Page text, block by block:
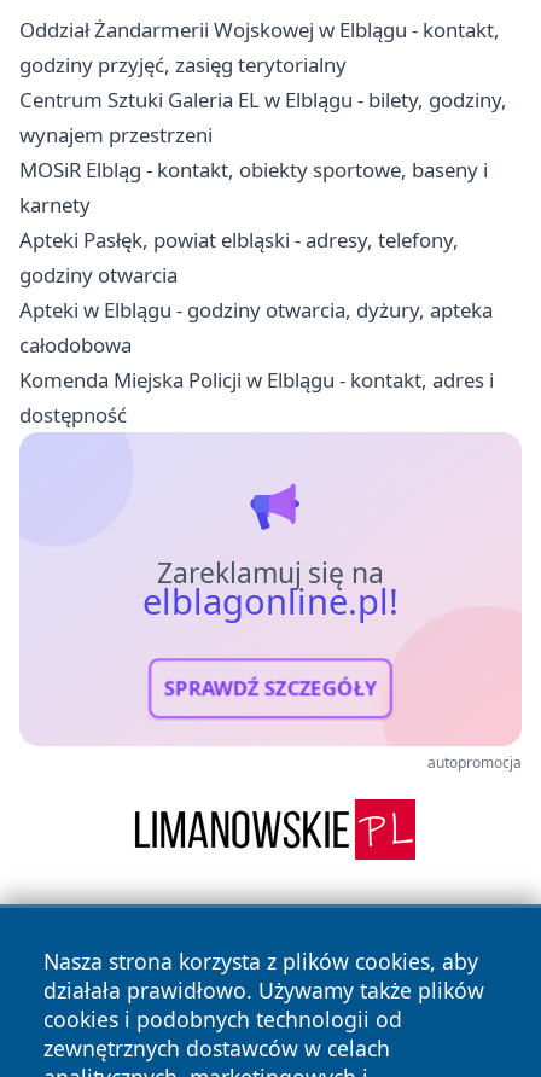
Oddział Żandarmerii Wojskowej w Elblągu - kontakt,
godziny przyjęć, zasięg terytorialny
Centrum Sztuki Galeria EL w Elblągu - bilety, godziny,
wynajem przestrzeni
MOSiR Elbląg - kontakt, obiekty sportowe, baseny i
karnety
Apteki Pasłęk, powiat elbląski - adresy, telefony,
godziny otwarcia
Apteki w Elblągu - godziny otwarcia, dyżury, apteka
całodobowa
Komenda Miejska Policji w Elblągu - kontakt, adres i
dostępność
Zareklamuj się na
elblagonline.pl!
SPRAWDŹ SZCZEGÓŁY
autopromocja
Nasza strona korzysta z plików cookies, aby
działała prawidłowo. Używamy także plików
cookies i podobnych technologii od
zewnętrznych dostawców w celach
Copyright © 2026 elblagonline.pl Wszystkie prawa